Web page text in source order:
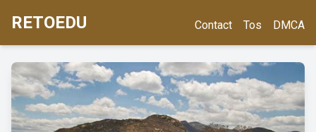
RETOEDU Contact Tos DMCA